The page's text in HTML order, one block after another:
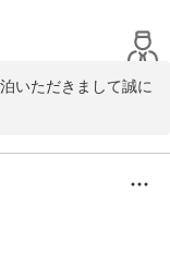
いただきまして誠に
大変嬉しいお言葉を
ただけましたこと
す。また、フロント